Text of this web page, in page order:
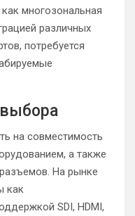
многозональная
различных
потребуется
на совместимость
а также
На рынке
как
SDI, HDMI,